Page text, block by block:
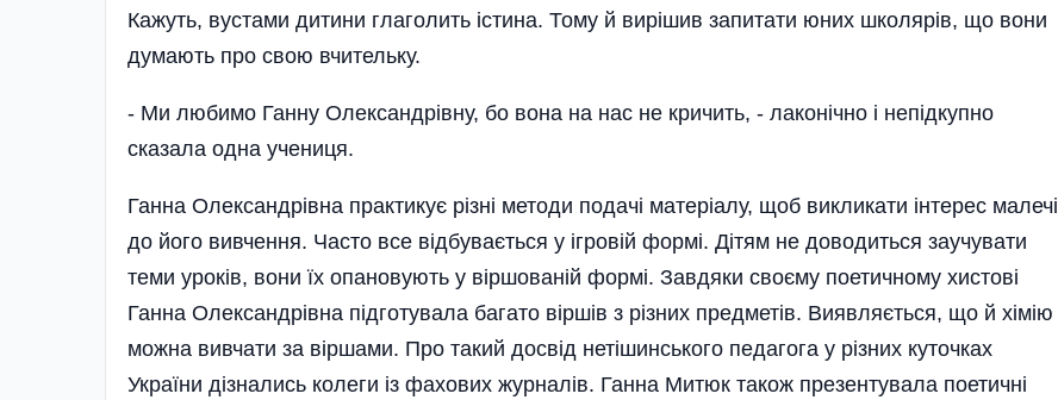
Кажуть, вустами дитини глаголить істина. Тому й вирішив запитати юних школярів, що вони
думають про свою вчительку.
- Ми любимо Ганну Олексан­дрівну, бо вона на нас не кричить, - лаконічно і непідкупно
сказала одна учениця.
Ганна Олександрівна практикує різні методи подачі матеріалу, щоб викликати інтерес малечі
до його вивчення. Часто все відбувається у ігровій формі. Дітям не доводиться заучувати
теми уроків, вони їх опановують у віршованій формі. Завдя­ки своєму поетичному хистові
Ганна­ Олександрівна підготувала багато віршів з різних предметів. Виявляється, що й хімію
можна вивчати за віршами. Про такий досвід неті­шинського педагога у різних куточках
України дізнались колеги із фахових журналів. Ганна Митюк також презентувала поетичні